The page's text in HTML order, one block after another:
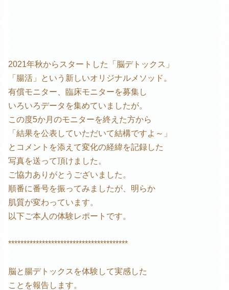
2021年秋からスタートした「脳デトックス」
「腸活」という新しいオリジナルメソッド。
有償モニター、臨床モニターを募集し
いろいろデータを集めていましたが。
この度5か月のモニターを終えた方から
「結果を公表していただいて結構ですよ～」
とコメントを添えて変化の経緯を記録した
写真を送って頂けました。
ご協力ありがとうございました。
順番に番号を振ってみましたが、明らか
肌質が変わっています。
以下ご本人の体験レポートです。
***************************************
脳と腸デトックスを体験して実感した
ことを報告します。